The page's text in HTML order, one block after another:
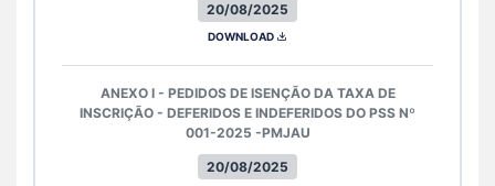
20/08/2025
DOWNLOAD
20/08/2025
ANEXO I - PEDIDOS DE ISENÇÃO DA TAXA DE
INSCRIÇÃO - DEFERIDOS E INDEFERIDOS DO PSS Nº
001-2025 -PMJAU